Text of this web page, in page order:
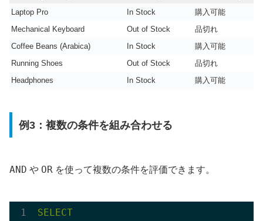
Laptop Pro
In Stock
購入可能
Mechanical Keyboard
Out of Stock
品切れ
Coffee Beans (Arabica)
In Stock
購入可能
Running Shoes
Out of Stock
品切れ
Headphones
In Stock 購入可能
例3：複数の条件を組み合わせる
AND や OR を使って複数の条件を評価できます。
SELECT